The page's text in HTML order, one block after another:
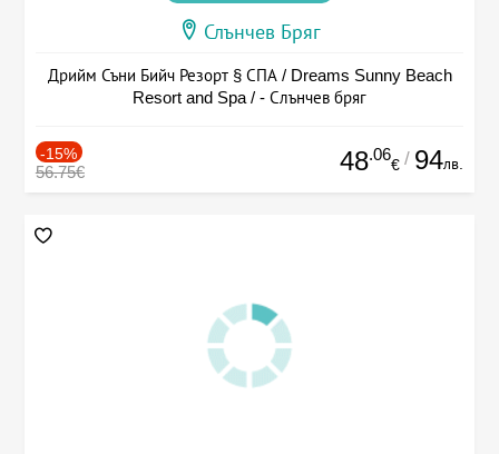
Слънчев Бряг
Дрийм Съни Бийч Резорт § СПА / Dreams Sunny Beach
Resort and Spa / - Слънчев бряг
-15%
56.75€ 48.06
€ / 94лв.